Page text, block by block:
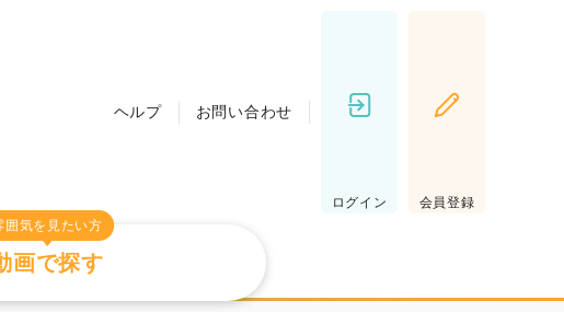
ヘルプ お問い合わせ
ログイン
会員登録
囲気を見たい方
画で探す